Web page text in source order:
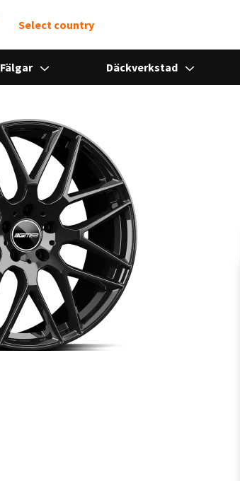
Select country
Fälgar Däckverkstad